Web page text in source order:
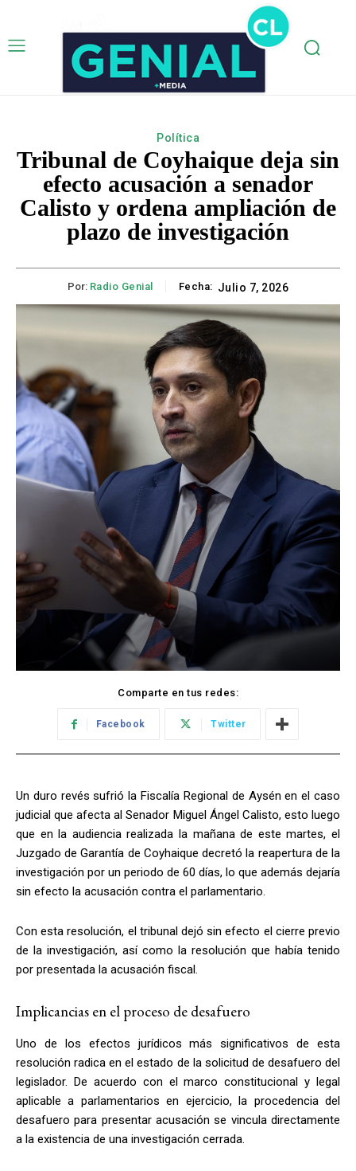
Política
Tribunal de Coyhaique deja sin
efecto acusación a senador
Calisto y ordena ampliación de
plazo de investigación
Por: Radio Genial Fecha: Julio 7, 2026
Comparte en tus redes:
Facebook Twitter
Un duro revés sufrió la Fiscalía Regional de Aysén en el caso
judicial que afecta al Senador Miguel Ángel Calisto, esto luego
que en la audiencia realizada la mañana de este martes, el
Juzgado de Garantía de Coyhaique decretó la reapertura de la
investigación por un periodo de 60 días, lo que además dejaría
sin efecto la acusación contra el parlamentario.
Con esta resolución, el tribunal dejó sin efecto el cierre previo
de la investigación, así como la resolución que había tenido
por presentada la acusación fiscal.
Implicancias en el proceso de desafuero
Uno de los efectos jurídicos más significativos de esta
resolución radica en el estado de la solicitud de desafuero del
legislador. De acuerdo con el marco constitucional y legal
aplicable a parlamentarios en ejercicio, la procedencia del
desafuero para presentar acusación se vincula directamente
a la existencia de una investigación cerrada.